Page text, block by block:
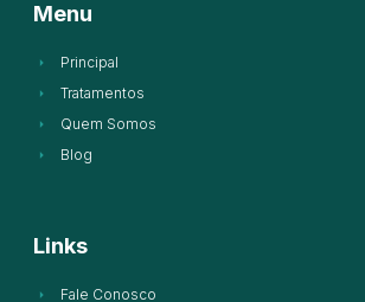
Menu
Principal
Tratamentos
Quem Somos
Blog
Links
Fale Conosco